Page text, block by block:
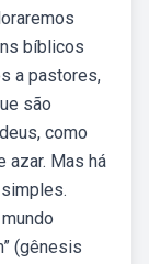
bíblicos
a pastores,
são
como
azar. Mas há
(gênesis